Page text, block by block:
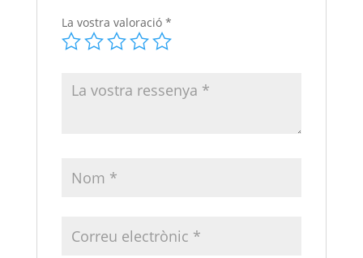
La vostra valoració *